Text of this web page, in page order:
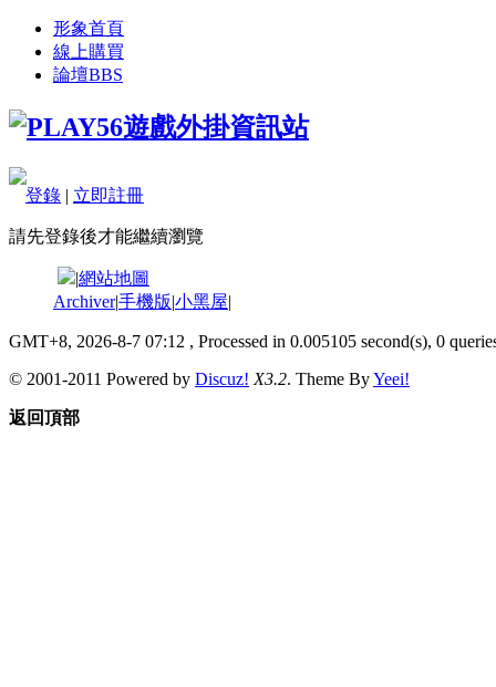
形象首頁
線上購買
論壇BBS
登錄 | 立即註冊
請先登錄後才能繼續瀏覽
|網站地圖
Archiver|手機版|小黑屋|
GMT+8, 2026-8-7 07:12 , Processed in 0.005105 second(s), 0
© 2001-2011 Powered by Discuz! X3.2. Theme ByYeei!
返回頂部